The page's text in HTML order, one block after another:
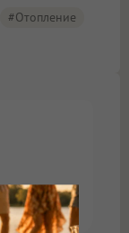
#отопление